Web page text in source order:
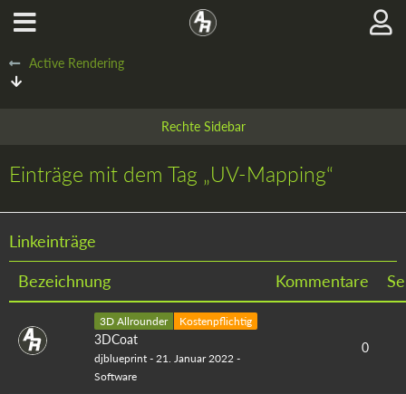
Active Rendering
Einträge mit dem Tag „UV-Mapping“
Linkeinträge
Bezeichnung
Kommentare
3D Allrounder Kostenpflichtig
3DCoat
djblueprint - 21. Januar 2022 -
Software
0